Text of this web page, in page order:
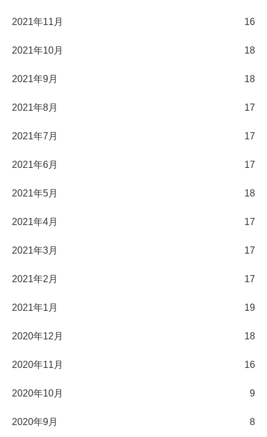
2021年11月 16
2021年10月 18
2021年9月 18
2021年8月 17
2021年7月 17
2021年6月 17
2021年5月 18
2021年4月 17
2021年3月 17
2021年2月 17
2021年1月 19
2020年12月 18
2020年11月 16
2020年10月 9
2020年9月 8